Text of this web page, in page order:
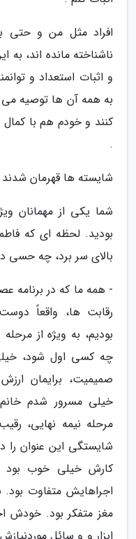
افراد مثل من و حتی
ناشناخته مانده اند،
و اثبات استعداد و
به همه آن ها توصیه می
کنند و خودم هم با
.
شایسته ها قهرمان شدند
شما یکی از مهمانان
بودید. لحظه ای که
بالای سر برد، چه حسی
- همه ما که در برنامه
رقابت ها، واقعاً
بودیم، به ویژه از
چه کسی اول شود،
صمیمیت، برایمان
خیلی مسرور شدم
مرحله نیمه نهایی،
شایستگی این عنوان را
کارش خیلی خوب بود
اجراهایش متفاوت بود.
مغز متفکر بود. خودش